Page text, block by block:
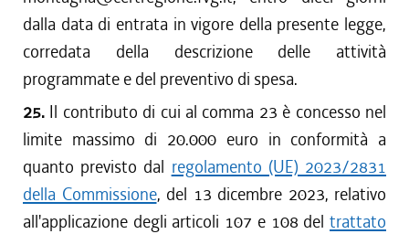
dalla data di entrata in vigore della presente legge,
corredata della descrizione delle attività
programmate e del preventivo di spesa.
25. Il contributo di cui al comma 23 è concesso nel
limite massimo di 20.000 euro in conformità a
quanto previsto dal regolamento (UE) 2023/2831
della Commissione, del 13 dicembre 2023, relativo
all'applicazione degli articoli 107 e 108 del trattato